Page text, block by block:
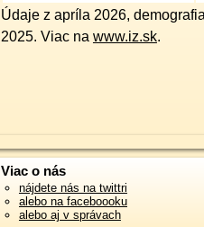
Údaje z apríla 2026,
2025. Viac na www.iz.sk.
Viac o nás
nájdete nás na twittri
alebo na faceboooku
alebo aj v správach